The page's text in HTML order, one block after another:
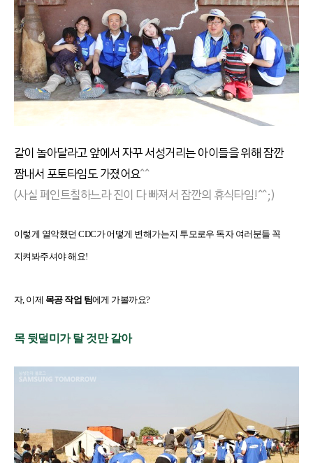
같이 놀아달라고 앞에서 자꾸 서성거리는 아이들을 위해 잠깐
짬내서 포토타임도 가졌어요^^
(사실 페인트칠하느라 진이 다 빠져서 잠깐의 휴식타임!^^;)
이렇게 열악했던 CDC가 어떻게 변해가는지 투모로우 독자 여러분들 꼭
지켜봐주셔야 해요!
자, 이제 목공 작업 팀에게 가볼까요?
목 뒷덜미가 탈 것만 같아